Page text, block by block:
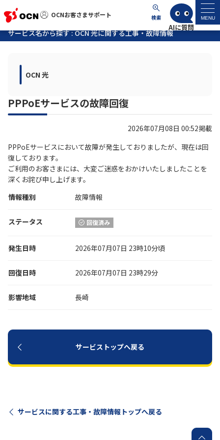
OCNお客さまサポート 検索 MENU
OCNお客さまサポート
マイページ
サポートトップ
サービス名から探す
工事・故障情報
お問い合わせ
履歴・お気に入り
お知らせ サポートサイトの使い方
NTTドコモビジネスのお客さ
まはこちら
OCN サービス一覧
サービス名から探す : OCN 光に関する工事・故障情報
OCN 光
PPPoEサービスの故障回復
2026年07月08日 00:52掲載
PPPoEサービスにおいて故障が発生しておりましたが、現在は回
復しております。
ご利用のお客さまには、大変ご迷惑をおかけいたしましたことを
深くお詫び申し上げます。
情報種別
故障情報
ステータス 回復済み
発生日時 2026年07月07日 23時10分頃
回復日時 2026年07月07日 23時29分
影響地域 長崎
サービストップへ戻る
サービスに関する工事・故障情報トップへ戻る